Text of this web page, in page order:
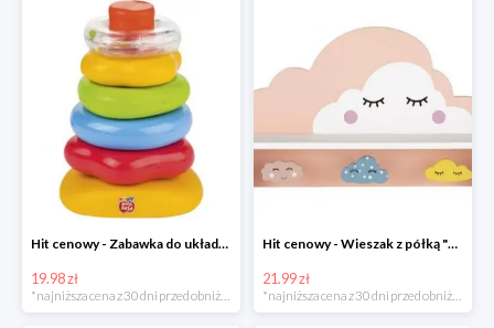
Hit cenowy - Zabawka do układania
19.98 zł
Hit cenowy - Wieszak z półką "Chmurka"
21.99 zł